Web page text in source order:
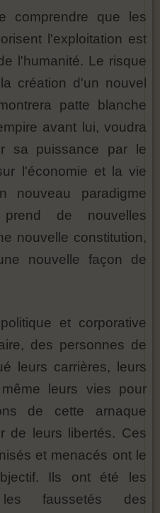
comprendre que les
l'exploitation est
l'humanité. Le risque
création d'un nouvel
patte blanche
avant lui, voudra
sa puissance par le
l'économie et la vie
nouveau paradigme
de nouvelles
nouvelle constitution,
nouvelle façon de
et corporative
des personnes de
leurs carrières, leurs
leurs vies pour
de cette arnaque
de leurs libertés. Ces
et menacés ont le
Ils ont été les
les faussetés des